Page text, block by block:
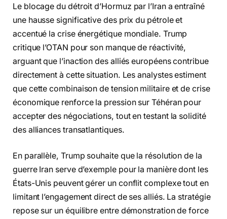
Le blocage du détroit d’Hormuz par l’Iran a entraîné
une hausse significative des prix du pétrole et
accentué la crise énergétique mondiale. Trump
critique l’OTAN pour son manque de réactivité,
arguant que l’inaction des alliés européens contribue
directement à cette situation. Les analystes estiment
que cette combinaison de tension militaire et de crise
économique renforce la pression sur Téhéran pour
accepter des négociations, tout en testant la solidité
des alliances transatlantiques.
En parallèle, Trump souhaite que la résolution de la
guerre Iran serve d’exemple pour la manière dont les
États-Unis peuvent gérer un conflit complexe tout en
limitant l’engagement direct de ses alliés. La stratégie
repose sur un équilibre entre démonstration de force